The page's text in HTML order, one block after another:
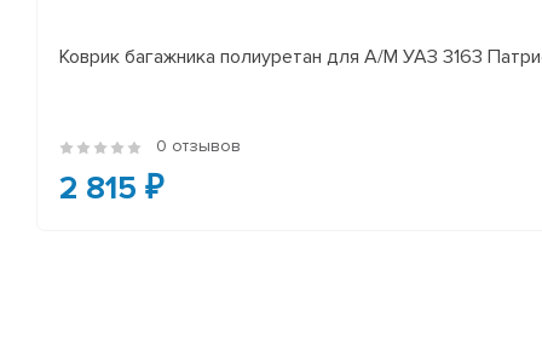
Коврик багажника полиуретан для А/М УАЗ 3163
0 отзывов
2 815 ₽